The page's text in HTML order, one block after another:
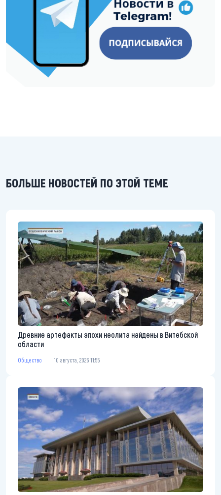
БОЛЬШЕ НОВОСТЕЙ ПО ЭТОЙ ТЕМЕ
Древние артефакты эпохи неолита найдены в Витебской
области
Общество 10 августа, 2026 11:55